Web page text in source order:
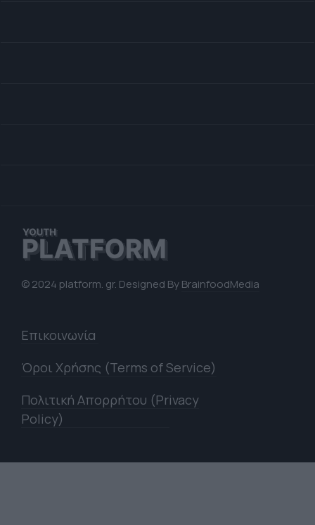
© 2024 platform. gr. Designed ByBrainfoodMedia
Επικοινωνία
Όροι Χρήσης (Terms of Service)
Πολιτική Απορρήτου (Privacy
Policy)